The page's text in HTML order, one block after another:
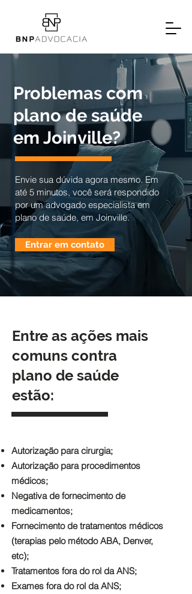
Problemas com
plano de saúde
em Joinville?
Envie sua dúvida agora mesmo. Em
até 5 minutos, você será respondido
por um advogado especialista em
plano de saúde, em Joinville.
Entrar em contato
Entre as ações mais
comuns contra
plano de saúde
estão:
Autorização para cirurgia;
Autorização para procedimentos
médicos;
Negativa de fornecimento de
medicamentos;
Fornecimento de tratamentos médicos
(terapias pelo método ABA, Denver,
etc);
Tratamentos fora do rol da ANS;
Exames fora do rol da ANS;